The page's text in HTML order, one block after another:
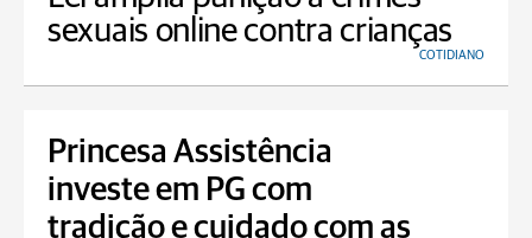
sexuais online contra crianças
COTIDIANO
Princesa Assistência
investe em PG com
tradição e cuidado com as